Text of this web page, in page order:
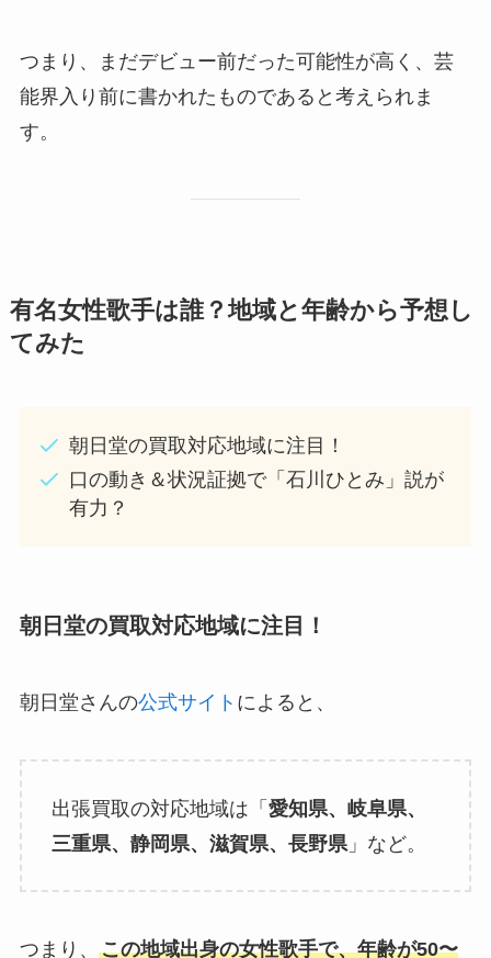
つまり、まだデビュー前だった可能性が高く、芸
能界入り前に書かれたものであると考えられま
す。
有名女性歌手は誰？地域と年齢から予想し
てみた
朝日堂の買取対応地域に注目！
口の動き＆状況証拠で「石川ひとみ」説が
有力？
朝日堂の買取対応地域に注目！
朝日堂さんの公式サイト によると、
出張買取の対応地域は「 愛知県、岐阜県、
三重県、静岡県、滋賀県、長野県」など。
つまり、 この地域出身の女性歌手で、年齢が50〜